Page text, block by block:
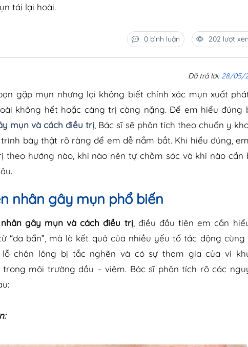
tái lại hoài.
0 bình luận 202 lượt
Đã trả lời: 28/05/
gặp mụn nhưng lại không biết chính xác mụn xuất
không hết hoặc càng trị càng nặng. Để em hiểu đúng
mụn và cách điều trị , Bác sĩ sẽ phân tích theo chuẩn y
bày thật rõ ràng để em dễ nắm bắt. Khi hiểu đúng,
theo hướng nào, khi nào nên tự chăm sóc và khi nào cần
nhân gây mụn phổ biến
gây mụn và cách điều trị, điều đầu tiên em cần
“da bẩn”, mà là kết quả của nhiều yếu tố tác động cùng
lỗ chân lông bị tắc nghẽn và có sự tham gia của vi
trong môi trường dầu – viêm. Bác sĩ phân tích rõ các